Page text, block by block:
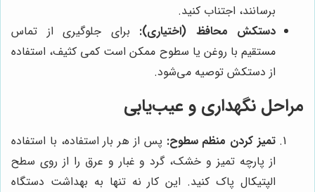
برسانند، اجتناب کنید.
دستکش محافظ (اختیاری): برای جلوگیری از تماس
مستقیم با روغن یا سطوح ممکن است کمی کثیف، استفاده
از دستکش توصیه می‌شود.
مراحل نگهداری و عیب‌یابی
تمیز کردن منظم سطوح: پس از هر بار استفاده، با استفاده
از پارچه تمیز و خشک، گرد و غبار و عرق را از روی سطح
الپتیکال پاک کنید. این کار نه تنها به بهداشت دستگاه